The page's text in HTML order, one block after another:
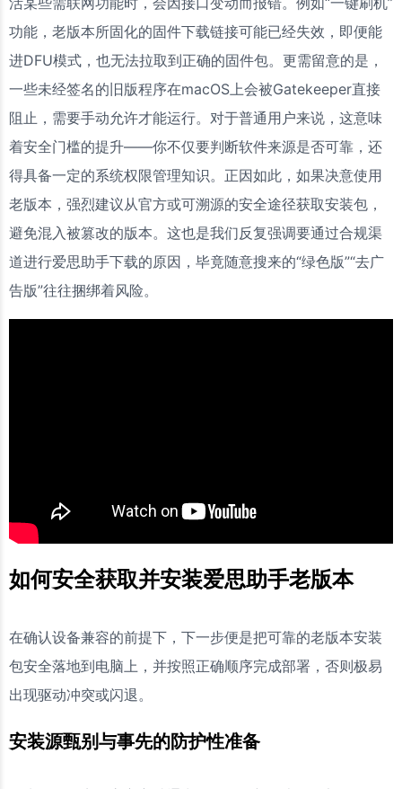
功能，老版本所固化的固件下载链接可能已经失效，即便能
进DFU模式，也无法拉取到正确的固件包。更需留意的是，
一些未经签名的旧版程序在macOS上会被Gatekeeper直接
阻止，需要手动允许才能运行。对于普通用户来说，这意味
着安全门槛的提升——你不仅要判断软件来源是否可靠，还
得具备一定的系统权限管理知识。正因如此，如果决意使用
老版本，强烈建议从官方或可溯源的安全途径获取安装包，
避免混入被篡改的版本。这也是我们反复强调要通过合规渠
道进行爱思助手下载的原因，毕竟随意搜来的“绿色版”“去广
告版”往往捆绑着风险。
如何安全获取并安装爱思助手老版本
在确认设备兼容的前提下，下一步便是把可靠的老版本安装
包安全落地到电脑上，并按照正确顺序完成部署，否则极易
出现驱动冲突或闪退。
安装源甄别与事先的防护性准备